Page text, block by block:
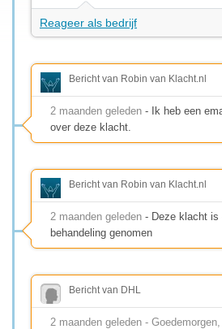
Reageer als bedrijf
Bericht van Robin van Klacht.nl
2 maanden geleden - Ik heb een
over deze klacht.
Bericht van Robin van Klacht.nl
2 maanden geleden - Deze klacht is
behandeling genomen
Bericht van DHL
2 maanden geleden -